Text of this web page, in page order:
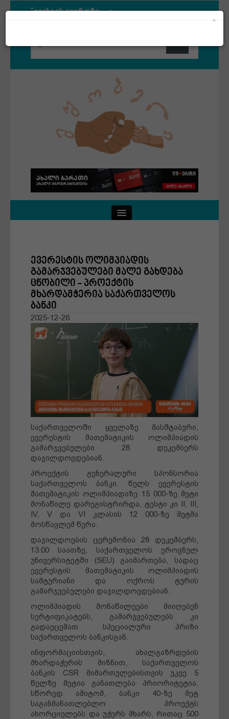
×
Facebook გვერდზე
მშობლები
დღის ამბები
რჩევები
წარმატების ფორმულა
ქველმოქმედება
ბლოგი
ძალადობა
ევერესტის ოლიმპიადის
გამარჯვებულები მალე გახდება
ცნობილი - პროექტის
მხარდამჭერია საქართველოს
ბანკი
2025-12-26
საქართველოში ყველაზე მასშტაბური,
ევერესტის მათემატიკის ოლიმპიადის
გამარჯვებულები 28 დეკემბერს
დაჯილდოვდებიან.
პროექტის გენერალური სპონსორია
საქართველოს ბანკი. წელს ევერესტის
მათემატიკის ოლიმპიადაზე 15 000-ზე მეტი
მონაწილე დარეგისტრირდა, ტესტი კი II, III,
IV, V და VI კლასის 12 000-ზე მეტმა
მოსწავლემ წერა.
დაჯილდოების ცერემონია 28 დეკემბერს,
13:00 საათზე, საქართველოს ეროვნულ
უნივერსიტეტში (SEU) გაიმართება, სადაც
ევერესტის მათემატიკის ოლიმპიადის
სამტურიანი და ოქროს ტურის
გამარჯვებულები დაჯილდოვდებიან.
ოლიმპიადის მონაწილეები მიიღებენ
სერტიფიკატებს, გამარჯვებულებს კი
გადაეცემათ სპეციალური პრიზი
საქართველოს ბანკისგან.
ინფორმაციისთვის, ახალგაზრდების
მხარდაჭერის მიზნით, საქართველოს
ბანკის CSR მიმართულებისთვის უკვე 5
წელზე მეტია განათლება პრიორიტეტია.
სწორედ ამიტომ, ბანკი 40-ზე მეტ
საგანმანათლებლო პროექტს
ახორციელებს და უჭერს მხარს, რითაც 500